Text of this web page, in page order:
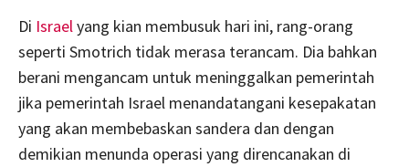
Di Israel yang kian membusuk hari ini, rang-orang
seperti Smotrich tidak merasa terancam. Dia bahkan
berani mengancam untuk meninggalkan pemerintah
jika pemerintah Israel menandatangani kesepakatan
yang akan membebaskan sandera dan dengan
demikian menunda operasi yang direncanakan di